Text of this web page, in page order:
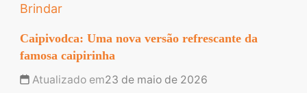
Brindar
Caipivodca: Uma nova versão refrescante da
famosa caipirinha
Atualizado em23 de maio de 2026